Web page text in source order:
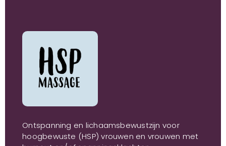
Ontspanning en lichaamsbewustzijn voor
hoogbewuste (HSP) vrouwen en vrouwen met